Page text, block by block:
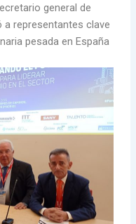
general de
a representantes clave
pesada en España